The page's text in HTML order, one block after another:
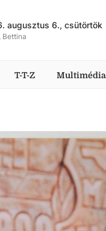
augusztus 6., csütörtök
Bettina
T-T-Z Multimédia